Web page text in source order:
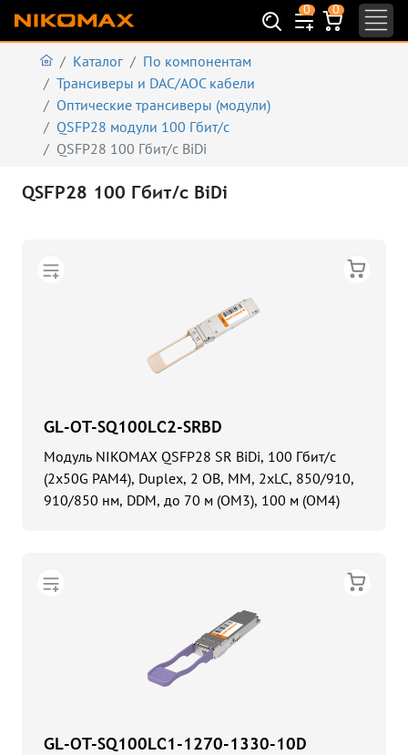
0 0
Каталог
По компонентам
Трансиверы и DAC/AOC кабели
Оптические трансиверы (модули)
QSFP28 модули 100 Гбит/с
QSFP28 100 Гбит/с BiDi
QSFP28 100 Гбит/с BiDi
GL-OT-SQ100LC2-SRBD
Модуль NIKOMAX QSFP28 SR BiDi, 100 Гбит/c
(2x50G PAM4), Duplex, 2 ОВ, MM, 2xLC, 850/910,
910/850 нм, DDM, до 70 м (OM3), 100 м (OM4)
GL-OT-SQ100LC1-1270-1330-10D